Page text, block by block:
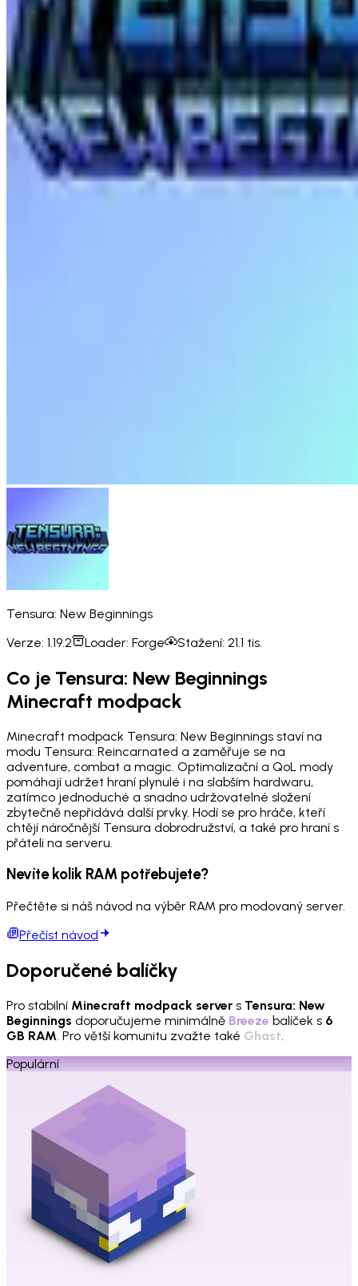
Tensura: New Beginnings
Verze: 1.19.2 Loader: Forge Stažení: 21.1 tis.
Co je Tensura: New Beginnings
Minecraft modpack
Minecraft modpack Tensura: New Beginnings staví na
modu Tensura: Reincarnated a zaměřuje se na
adventure, combat a magic. Optimalizační a QoL mody
pomáhají udržet hraní plynulé i na slabším hardwaru,
zatímco jednoduché a snadno udržovatelné složení
zbytečně nepřidává další prvky. Hodí se pro hráče, kteří
chtějí náročnější Tensura dobrodružství, a také pro hraní s
přáteli na serveru.
Nevíte kolik RAM potřebujete?
Přečtěte si náš návod na výběr RAM pro modovaný server.
Přečíst návod
Doporučené balíčky
Pro stabilní Minecraft modpack server s Tensura: New
Beginnings doporučujeme minimálně Breeze balíček s 6
GB RAM. Pro větší komunitu zvažte také Ghast.
Populární